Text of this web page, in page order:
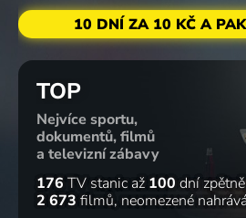
10 DNÍ ZA 10 KČ A
TOP
Nejvíce sportu,
dokumentů, filmů
a televizní zábavy
176 TV stanic až 100 dní zpětně
2 673 filmů neomezené